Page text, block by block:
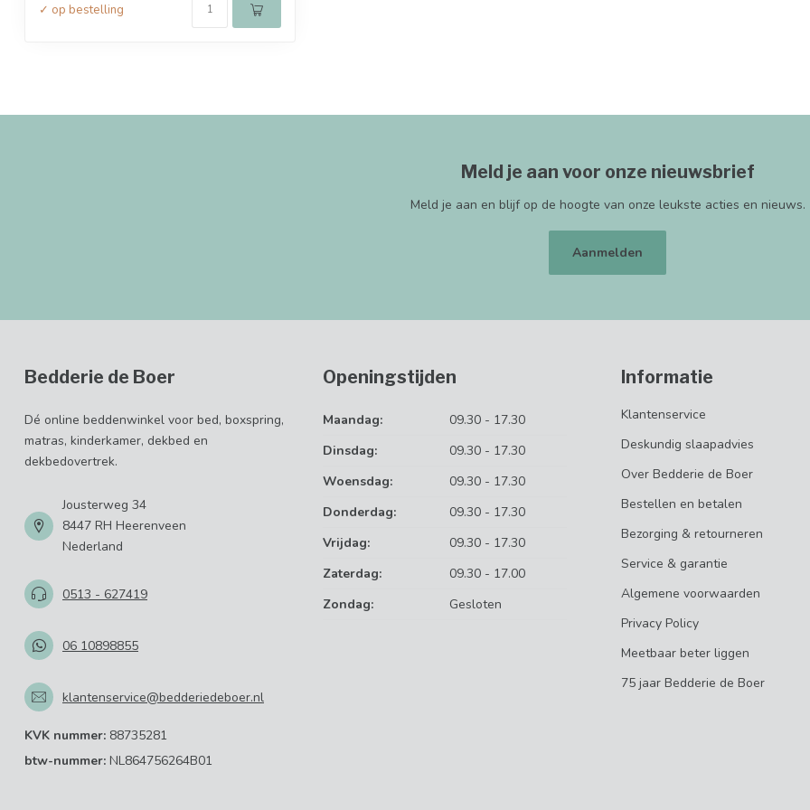
✓ op bestelling
Meld je aan voor onze nieuwsbrief
Meld je aan en blijf op de hoogte van onze leukste acties en nieuws.
Aanmelden
Bedderie de Boer
Dé online beddenwinkel voor bed, boxspring,
matras, kinderkamer, dekbed en
dekbedovertrek.
Jousterweg 34
8447 RH Heerenveen
Nederland
0513 - 627419
06 10898855
klantenservice@bedderiedeboer.nl
KVK nummer: 88735281
btw-nummer: NL864756264B01
Openingstijden
Maandag:
09.30 - 17.30
Dinsdag:
09.30 - 17.30
Woensdag:
09.30 - 17.30
Donderdag:
09.30 - 17.30
Vrijdag:
09.30 - 17.30
Zaterdag:
09.30 - 17.00
Zondag:
Gesloten
Informatie
Klantenservice
Deskundig slaapadvies
Over Bedderie de Boer
Bestellen en betalen
Bezorging & retourneren
Service & garantie
Algemene voorwaarden
Privacy Policy
Meetbaar beter liggen
75 jaar Bedderie de Boer